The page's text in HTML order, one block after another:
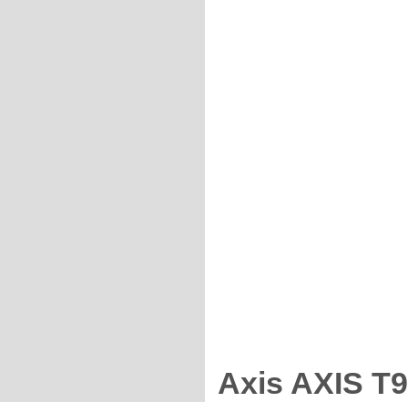
Axis AXIS